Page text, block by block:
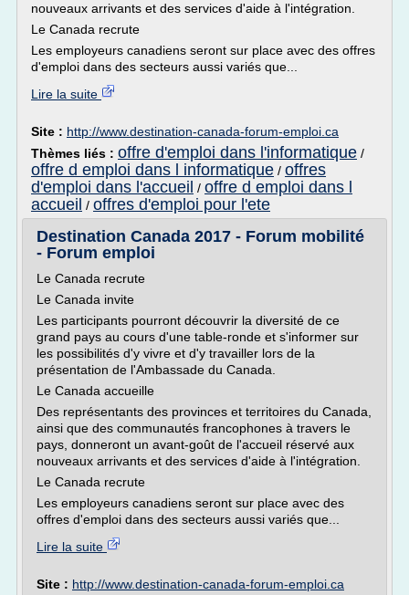
nouveaux arrivants et des services d'aide à l'intégration.
Le Canada recrute
Les employeurs canadiens seront sur place avec des offres
d'emploi dans des secteurs aussi variés que...
Lire la suite
Site : http://www.destination-canada-forum-emploi.ca
Thèmes liés : offre d'emploi dans l'informatique /
offre d emploi dans l informatique / offres
d'emploi dans l'accueil / offre d emploi dans l
accueil / offres d'emploi pour l'ete
Destination Canada 2017 - Forum mobilité
- Forum emploi
Le Canada recrute
Le Canada invite
Les participants pourront découvrir la diversité de ce
grand pays au cours d'une table-ronde et s'informer sur
les possibilités d'y vivre et d'y travailler lors de la
présentation de l'Ambassade du Canada.
Le Canada accueille
Des représentants des provinces et territoires du Canada,
ainsi que des communautés francophones à travers le
pays, donneront un avant-goût de l'accueil réservé aux
nouveaux arrivants et des services d'aide à l'intégration.
Le Canada recrute
Les employeurs canadiens seront sur place avec des
offres d'emploi dans des secteurs aussi variés que...
Lire la suite
Site : http://www.destination-canada-forum-emploi.ca